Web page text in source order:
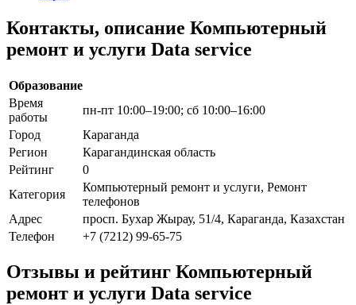
Контакты, описание Компьютерный
ремонт и услуги Data service
Образование
Время
работы
пн-пт 10:00–19:00; сб 10:00–16:00
Город
Караганда
Регион
Карагандинская область
Рейтинг
0
Категория
Компьютерный ремонт и услуги, Ремонт
телефонов
Адрес
просп. Бухар Жырау, 51/4, Караганда, Казахстан
Телефон
+7 (7212) 99-65-75
Отзывы и рейтинг Компьютерный
ремонт и услуги Data service